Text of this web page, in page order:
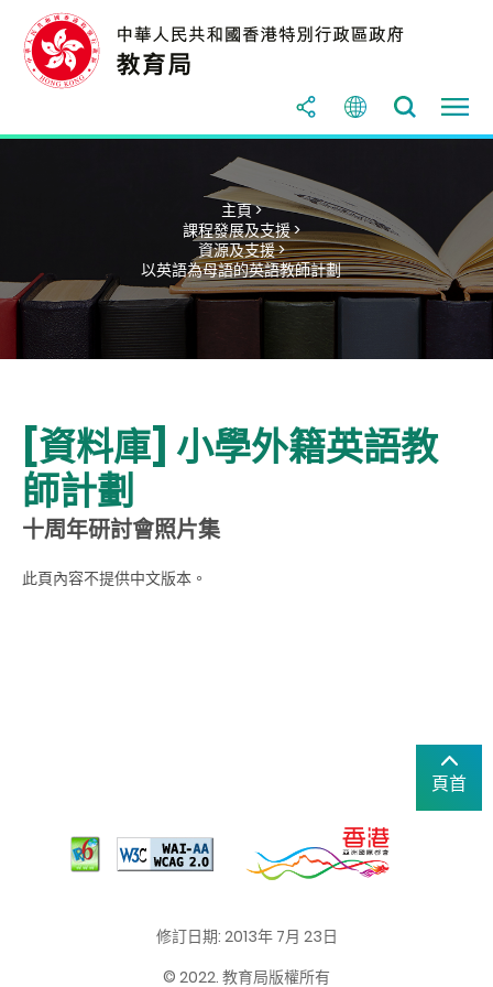
主頁 >
課程發展及支援 >
資源及支援 >
以英語為母語的英語教師計劃
[資料庫] 小學外籍英語教
師計劃
十周年研討會照片集
此頁內容不提供中文版本。
頁首
修訂日期: 2013年 7月 23日
© 2022. 教育局版權所有